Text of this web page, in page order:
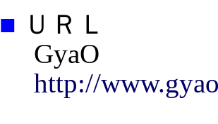
■ ＵＲＬ
GyaO
http://